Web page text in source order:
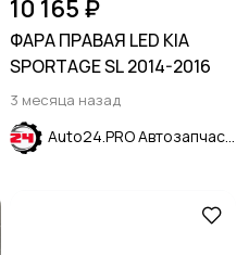
10 165 ₽
ФАРА ПРАВАЯ LED KIA
SPORTAGE SL 2014-2016
3 месяца назад
Auto24.PRO Автозапчасти